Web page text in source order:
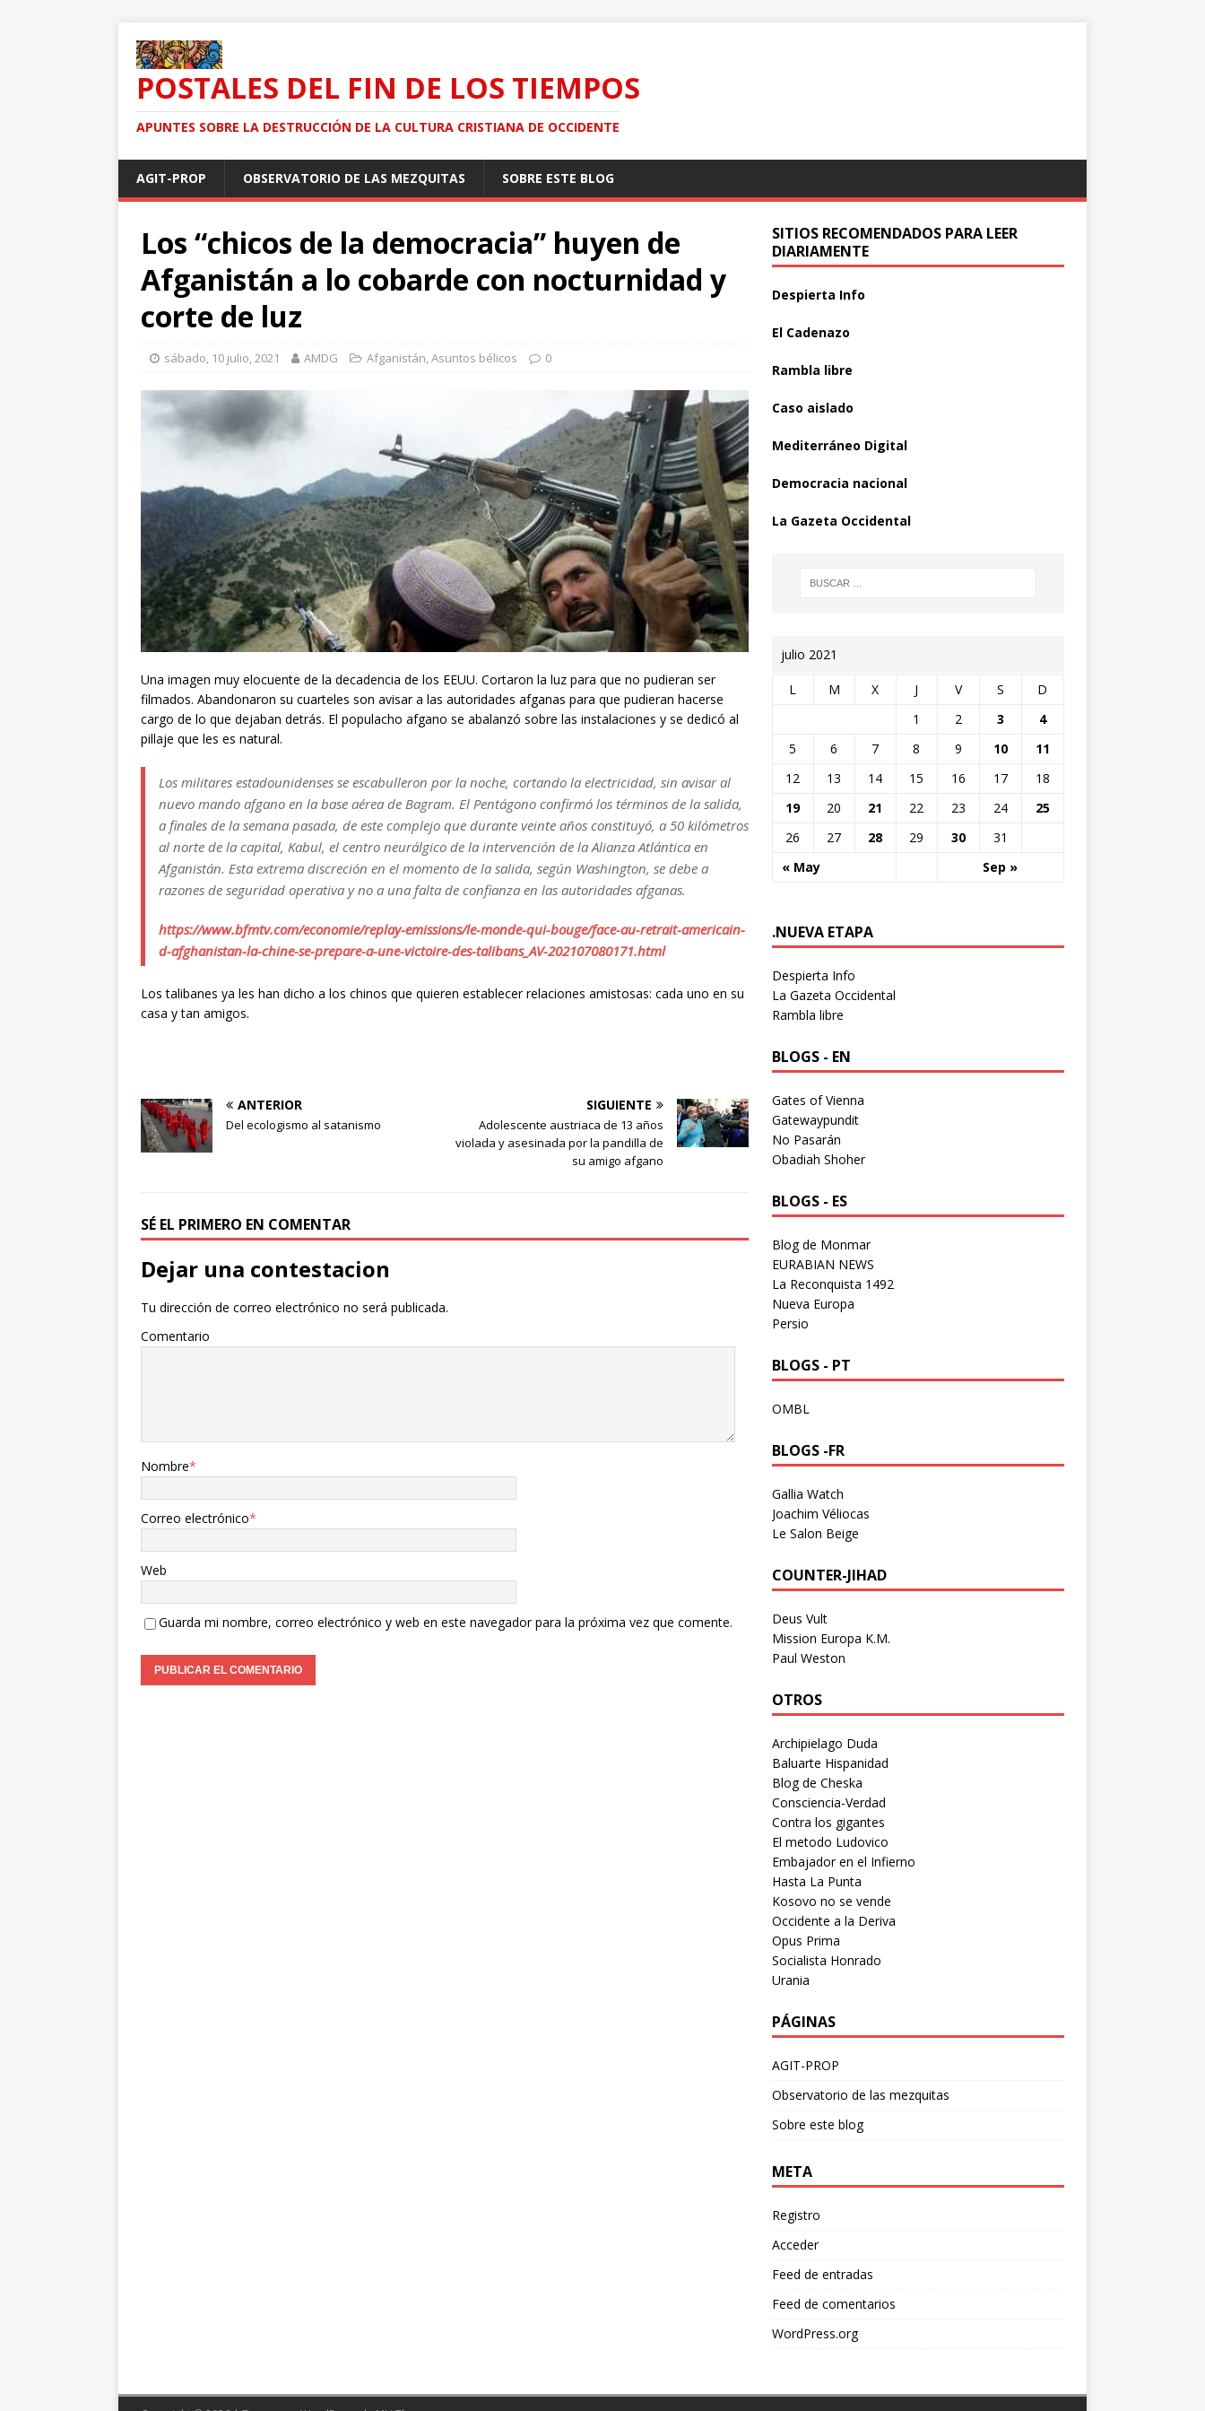
POSTALES DEL FIN DE LOS TIEMPOS
APUNTES SOBRE LA DESTRUCCIÓN DE LA CULTURA CRISTIANA DE OCCIDENTE
AGIT-PROP OBSERVATORIO DE LAS MEZQUITAS SOBRE ESTE BLOG
Los “chicos de la democracia” huyen de
Afganistán a lo cobarde con nocturnidad y
corte de luz
sábado, 10 julio, 2021 AMDG Afganistán,Asuntos bélicos 0
Una imagen muy elocuente de la decadencia de los EEUU. Cortaron la luz para que no pudieran ser
filmados. Abandonaron su cuarteles son avisar a las autoridades afganas para que pudieran hacerse
cargo de lo que dejaban detrás. El populacho afgano se abalanzó sobre las instalaciones y se dedicó al
pillaje que les es natural.
Los militares estadounidenses se escabulleron por la noche, cortando la electricidad, sin avisar al
nuevo mando afgano en la base aérea de Bagram. El Pentágono confirmó los términos de la salida,
a finales de la semana pasada, de este complejo que durante veinte años constituyó, a 50 kilómetros
al norte de la capital, Kabul, el centro neurálgico de la intervención de la Alianza Atlántica en
Afganistán. Esta extrema discreción en el momento de la salida, según Washington, se debe a
razones de seguridad operativa y no a una falta de confianza en las autoridades afganas.
https://www.bfmtv.com/economie/replay-emissions/le-monde-qui-bouge/face-au-retrait-americain-
d-afghanistan-la-chine-se-prepare-a-une-victoire-des-talibans_AV-202107080171.html
Los talibanes ya les han dicho a los chinos que quieren establecer relaciones amistosas: cada uno en su
casa y tan amigos.
ANTERIOR
Del ecologismo al satanismo
SIGUIENTE
Adolescente austriaca de 13 años
violada y asesinada por la pandilla de
su amigo afgano
SÉ EL PRIMERO EN COMENTAR
Dejar una contestacion
Tu dirección de correo electrónico no será publicada.
Comentario
Nombre*
Correo electrónico*
Web
Guarda mi nombre, correo electrónico y web en este navegador para la próxima vez que comente.
SITIOS RECOMENDADOS PARA LEER
DIARIAMENTE
Despierta Info
El Cadenazo
Rambla libre
Caso aislado
Mediterráneo Digital
Democracia nacional
La Gazeta Occidental
julio 2021
L M X J V S D
« May Sep »
1 2 3
4
5
6 7 8 9 10
11
12
13 14 15 16 17
18
19
20 21 22 23 24
25
26
27 28 29 30 31
.NUEVA ETAPA
Despierta Info
La Gazeta Occidental
Rambla libre
BLOGS - EN
Gates of Vienna
Gatewaypundit
No Pasarán
Obadiah Shoher
BLOGS - ES
Blog de Monmar
EURABIAN NEWS
La Reconquista 1492
Nueva Europa
Persio
BLOGS - PT
OMBL
BLOGS -FR
Gallia Watch
Joachim Véliocas
Le Salon Beige
COUNTER-JIHAD
Deus Vult
Mission Europa K.M.
Paul Weston
OTROS
Archipielago Duda
Baluarte Hispanidad
Blog de Cheska
Consciencia-Verdad
Contra los gigantes
El metodo Ludovico
Embajador en el Infierno
Hasta La Punta
Kosovo no se vende
Occidente a la Deriva
Opus Prima
Socialista Honrado
Urania
PÁGINAS
AGIT-PROP
Observatorio de las mezquitas
Sobre este blog
META
Registro
Acceder
Feed de entradas
Feed de comentarios
WordPress.org